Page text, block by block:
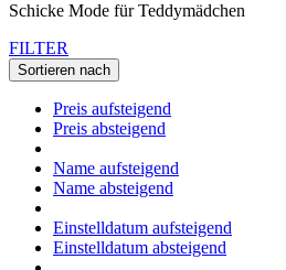
Schicke Mode für Teddymädchen
FILTER
Sortieren nach
Preis aufsteigend
Preis absteigend
Name aufsteigend
Name absteigend
Einstelldatum aufsteigend
Einstelldatum absteigend